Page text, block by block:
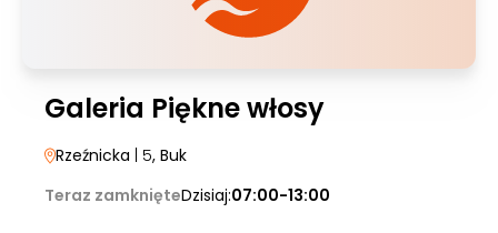
Galeria Piękne włosy
Rzeźnicka | 5, Buk
Teraz zamknięteDzisiaj:07:00-13:00